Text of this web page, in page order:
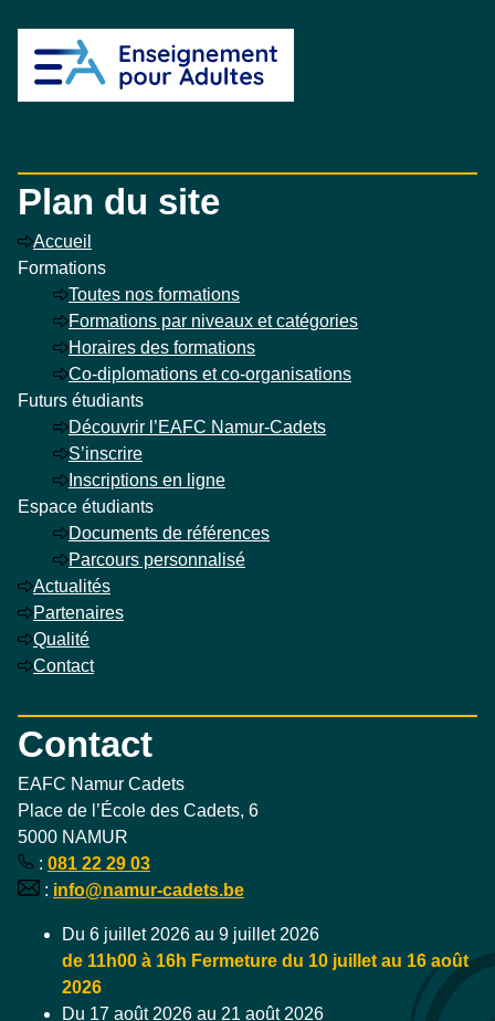
Enseignement pour adultes
Plan du site
Accueil
Formations
Toutes nos formations
Formations par niveaux et catégories
Horaires des formations
Co-diplomations et co-organisations
Futurs étudiants
Découvrir l’EAFC Namur-Cadets
S’inscrire
Inscriptions en ligne
Espace étudiants
Documents de références
Parcours personnalisé
Actualités
Partenaires
Qualité
Contact
Contact
EAFC Namur Cadets
Place de l’École des Cadets, 6
5000 NAMUR
: 081 22 29 03
: info@namur-cadets.be
Du 6 juillet 2026 au 9 juillet 2026
de 11h00 à 16h Fermeture du 10 juillet au 16 août
2026
Du 17 août 2026 au 21 août 2026